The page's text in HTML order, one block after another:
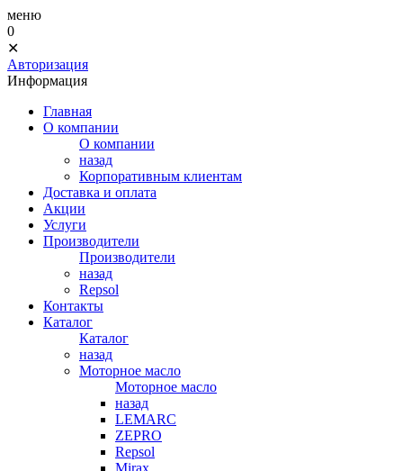
меню
0
✕
Авторизация
Информация
Главная
О компании
О компании
назад
Корпоративным клиентам
Доставка и оплата
Акции
Услуги
Производители
Производители
назад
Repsol
Контакты
Каталог
Каталог
назад
Моторное масло
Моторное масло
назад
LEMARC
ZEPRO
Repsol
Mirax